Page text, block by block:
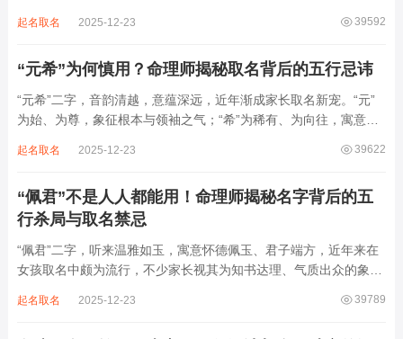
象，实藏金水偏寒、火气受制之弊，若不顾八字强弱，盲目套用，
39592
起名取名 2025-12-23
“元希”为何慎用？命理师揭秘取名背后的五行忌讳
“元希”二字，音韵清越，意蕴深远，近年渐成家长取名新宠。“元”
为始、为尊，象征根本与领袖之气；“希”为稀有、为向往，寓意卓
象。然姓名非止文雅，实为命理气场之枢纽。一字之选，关乎运途
39622
起名取名 2025-12-23
“佩君”不是人人都能用！命理师揭秘名字背后的五
行杀局与取名禁忌
“佩君”二字，听来温雅如玉，寓意怀德佩玉、君子端方，近年来在
女孩取名中颇为流行，不少家长视其为知书达理、气质出众的象
察“佩君”之象，实藏金气过旺、木土受制之局，若不顾命主五行强
39789
起名取名 2025-12-23